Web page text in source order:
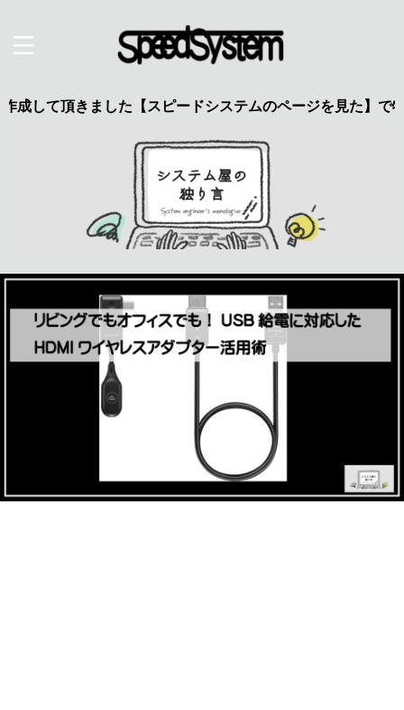
した【スピードシステムのページを見た】で特典あり 興